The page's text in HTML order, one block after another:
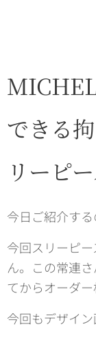
できる
リーピ
今日ご紹介す
今回スリーピ
ん。この常連
てからオーダー
今回もデザイ